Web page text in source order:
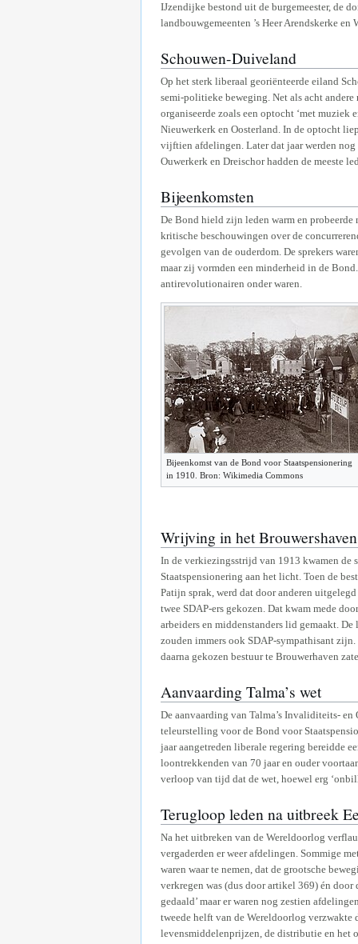
IJzendijke bestond uit de burgemeester, de
landbouwgemeenten ’s Heer Arendskerke
Schouwen-Duiveland
Op het sterk liberaal georiënteerde eiland
semi-politieke beweging. Net als acht
organiseerde zoals een optocht ‘met muziek
Nieuwerkerk en Oosterland. In de optocht
vijftien afdelingen. Later dat jaar werden
Ouwerkerk en Dreischor hadden de meeste
Bijeenkomsten
De Bond hield zijn leden warm en probeerde
kritische beschouwingen over de
gevolgen van de ouderdom. De sprekers
maar zij vormden een minderheid in de
antirevolutionairen onder waren.
Bijeenkomst van de Bond voor Staatspensionering
in 1910. Bron: Wikimedia Commons
Wrijving in het
In de verkiezingsstrijd van 1913 kwamen de
Staatspensionering aan het licht. Toen de
Patijn sprak, werd dat door anderen
twee SDAP-ers gekozen. Dat kwam mede
arbeiders en middenstanders lid gemaakt.
zouden immers ook SDAP-sympathisant
daarna gekozen bestuur te Brouwerhaven
Aanvaarding Talma’s wet
De aanvaarding van Talma’s Invaliditeits-
teleurstelling voor de Bond voor
jaar aangetreden liberale regering bereidde
loontrekkenden van 70 jaar en ouder
verloop van tijd dat de wet, hoewel erg
Terugloop leden na uitbreek
Na het uitbreken van de Wereldoorlog
vergaderden er weer afdelingen. Sommige
waren waar te nemen, dat de grootsche
verkregen was (dus door artikel 369) én
gedaald’ maar er waren nog zestien
tweede helft van de Wereldoorlog
levensmiddelenprijzen, de distributie en het